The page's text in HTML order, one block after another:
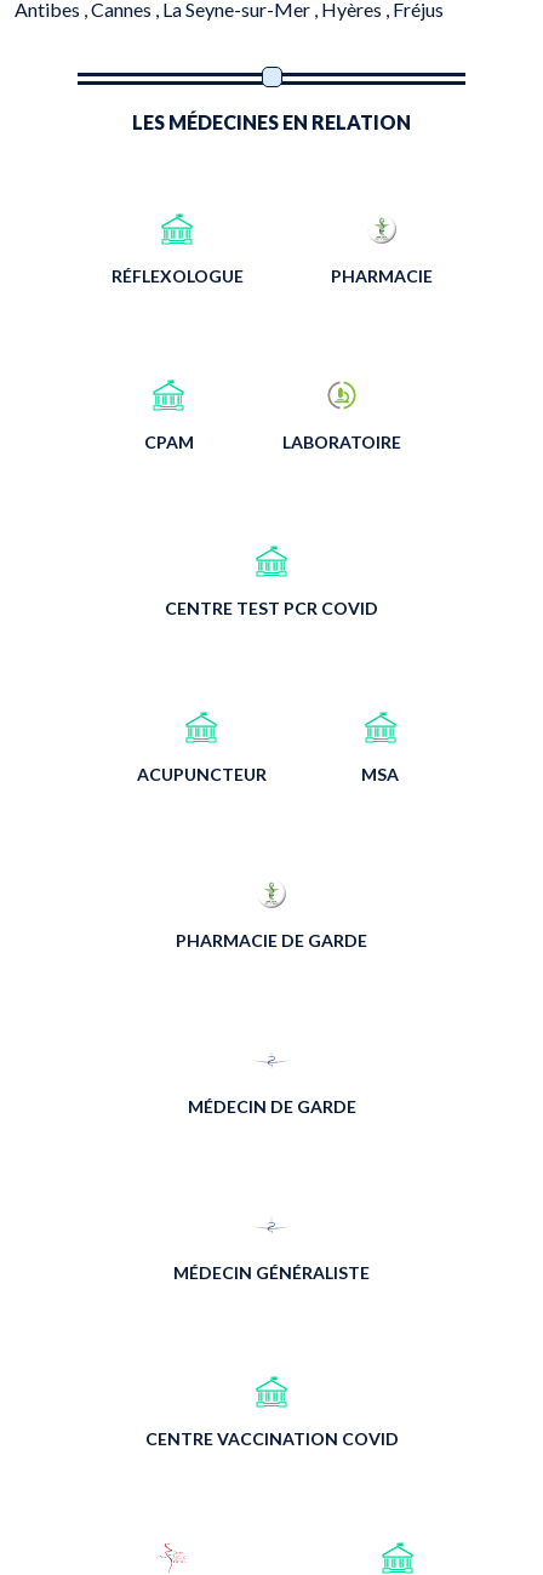
Antibes ,Cannes , La Seyne-sur-Mer , Hyères , Fréjus
LES MÉDECINES EN RELATION
RÉFLEXOLOGUE PHARMACIE
CPAM LABORATOIRE
CENTRE TEST PCR COVID
ACUPUNCTEUR MSA
PHARMACIE DE GARDE
MÉDECIN DE GARDE
MÉDECIN GÉNÉRALISTE
CENTRE VACCINATION COVID